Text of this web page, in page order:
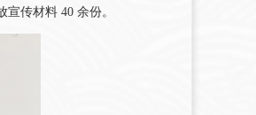
传材料 40 余份。